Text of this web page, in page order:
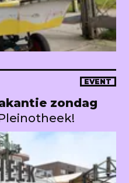
EVENT
zondag